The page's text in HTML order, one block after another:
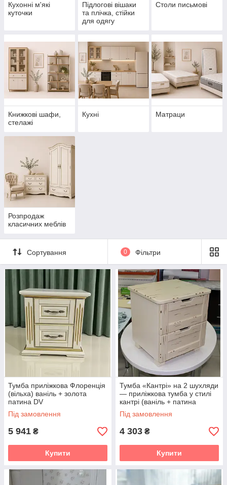
Кухонні м'які
куточки
Підлогові вішаки
та плічка, стійки
для одягу
Столи письмові
Книжкові шафи,
стелажі
Кухні Матраци
Розпродаж
класичних меблів
Сортування 0 Фільтри
Тумба приліжкова Флоренція
(вільха) ваніль + золота
патина DV
Під замовлення
5 941 ₴
Купити
Тумба «Кантрі» на 2 шухляди
— приліжкова тумба у стилі
кантрі (ваніль + патина
тельма) DV
Під замовлення
4 303 ₴
Купити